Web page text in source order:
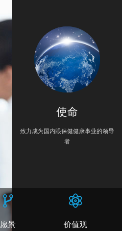
愿景 价值观
使命
致力成为国内眼保健健康事业的领导
者